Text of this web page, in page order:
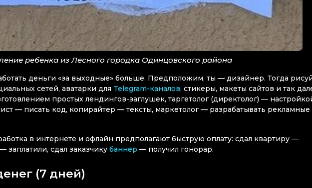
ребенка из Лесного городка Одинцовского района
деньги «за выходные» больше. Предположим, ты — дизайнер. Тогда
сетей, аватарки для Telegram-каналов, стикеры, макеты сайтов и так
простых лендингов-заглушек, таргетолог (директолог) —
— писать код, копирайтер — тексты, маркетолог — разрабатывать рекламные
в интернете и офлайн предполагают быструю оплату: сдал квартиру —
заплатили, сдал заказчику баннер — получил гонорар.
(7 дней)